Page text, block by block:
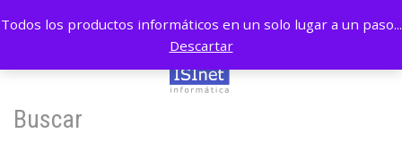
Buscar
Todos los productos informáticos en un solo lugar a un paso...
Descartar